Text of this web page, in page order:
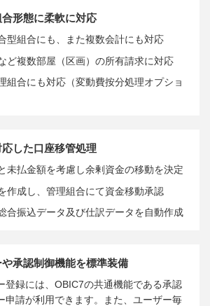
形態に柔軟に対応
型組合にも、また複数会計にも対応
ど複数部屋（区画）の所有請求に対応
組合にも対応（変動費按分処理オプショ
した口座移管処理
未払金額を考慮し余剰資金の移動を決定
作成し、管理組合にて資金移動承認
合振込データ及び仕訳データを自動作成
承認制御機能を標準装備
登録には、OBIC7の共通機能である承認
申請が利用できます。また、ユーザー毎